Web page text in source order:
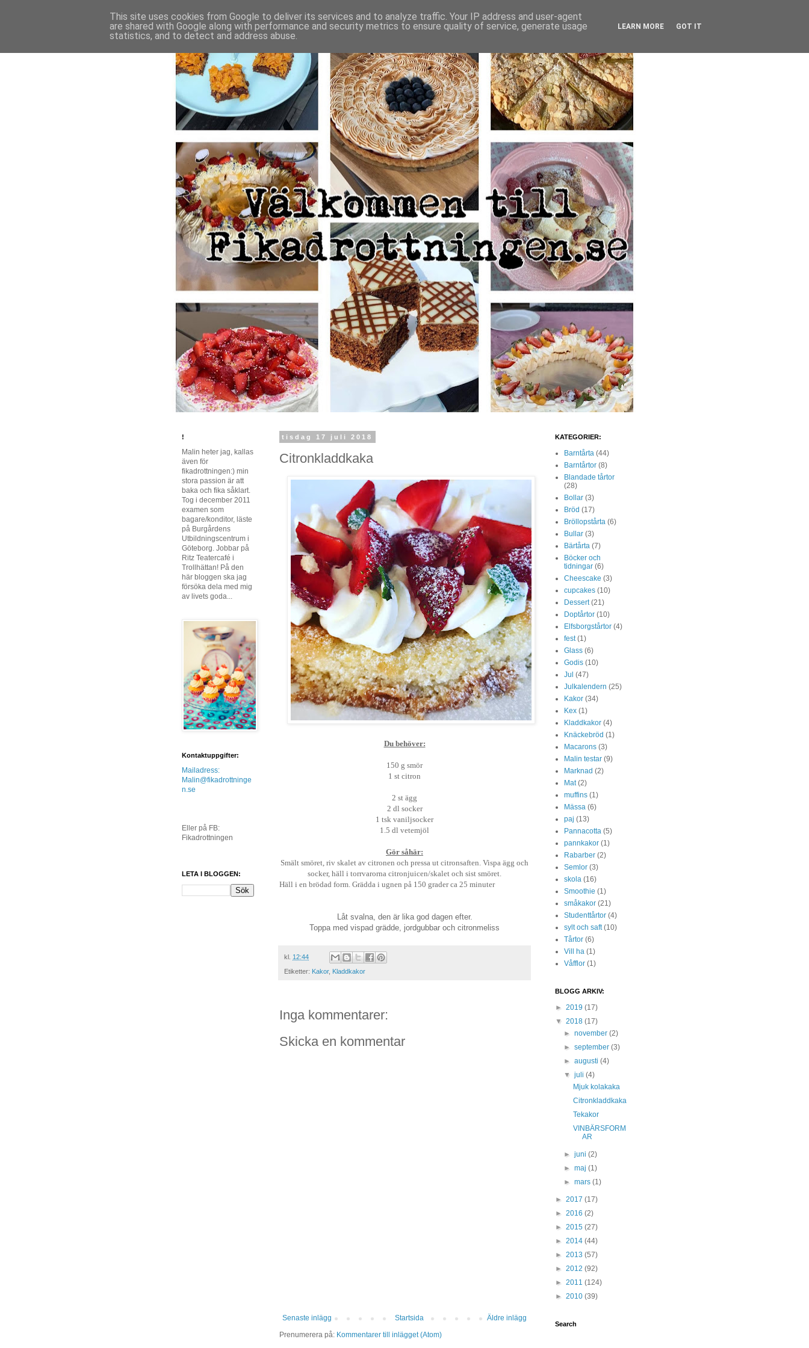
tisdag 17 juli 2018
Citronkladdkaka
Du behöver:
150 g smör
1 st citron
2 st ägg
2 dl socker
1 tsk vaniljsocker
1.5 dl vetemjöl
Gör såhär:
Smält smöret, riv skalet av citronen och pressa ut citronsaften. Vispa ägg och
socker, häll i torrvarorna citronjuicen/skalet och sist smöret.
Häll i en brödad form. Grädda i ugnen på 150 grader ca 25 minuter
Låt svalna, den är lika god dagen efter.
Toppa med vispad grädde, jordgubbar och citronmeliss
kl. 12:44
Etiketter: Kakor, Kladdkakor
Inga kommentarer:
Skicka en kommentar
Senaste inlägg Äldre inlägg
Startsida
Prenumerera på: Kommentarer till inlägget (Atom)
!
Malin heter jag, kallas
även för
fikadrottningen:) min
stora passion är att
baka och fika såklart.
Tog i december 2011
examen som
bagare/konditor, läste
på Burgårdens
Utbildningscentrum i
Göteborg. Jobbar på
Ritz Teatercafé i
Trollhättan! På den
här bloggen ska jag
försöka dela med mig
av livets goda...
Kontaktuppgifter:
Mailadress:
Malin@fikadrottninge
n.se
Eller på FB:
Fikadrottningen
LETA I BLOGGEN:
KATEGORIER:
Barntårta (44)
Barntårtor (8)
Blandade tårtor
(28)
Bollar (3)
Bröd (17)
Bröllopstårta (6)
Bullar (3)
Bärtårta (7)
Böcker och
tidningar (6)
Cheescake (3)
cupcakes (10)
Dessert (21)
Doptårtor (10)
Elfsborgstårtor (4)
fest (1)
Glass (6)
Godis (10)
Jul (47)
Julkalendern (25)
Kakor (34)
Kex (1)
Kladdkakor (4)
Knäckebröd (1)
Macarons (3)
Malin testar (9)
Marknad (2)
Mat (2)
muffins (1)
Mässa (6)
paj (13)
Pannacotta (5)
pannkakor (1)
Rabarber (2)
Semlor (3)
skola (16)
Smoothie (1)
småkakor (21)
Studenttårtor (4)
sylt och saft (10)
Tårtor (6)
Vill ha (1)
Våfflor (1)
BLOGG ARKIV:
► 2019 (17)
▼ 2018 (17)
►november(2)
►september(3)
►augusti(4)
▼juli(4)
Mjuk kolakaka
Citronkladdkaka
Tekakor
VINBÄRSFORM
AR
►juni(2)
►maj(1)
►mars(1)
► 2017 (17)
► 2016 (2)
► 2015 (27)
► 2014 (44)
► 2013 (57)
► 2012 (92)
► 2011 (124)
► 2010 (39)
Search
This site uses cookies from Google to deliver its services and to analyze traffic. Your IP address and user-agent
are shared with Google along with performance and security metrics to ensure quality of service, generate usage
statistics, and to detect and address abuse.
LEARN MORE GOT IT